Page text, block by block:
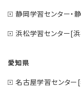
静岡学習センター・
浜松学習センター[
愛知県
名古屋学習センタ